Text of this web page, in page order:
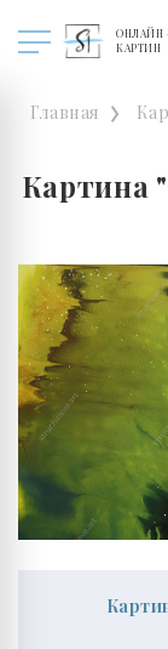
ОНЛАЙН
КАРТИН
Главная
Картина